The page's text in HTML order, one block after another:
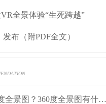
全景体验“生死跨越”
发布（附PDF全文）
用户如何制作360度全景图？360度全景图有什么用？